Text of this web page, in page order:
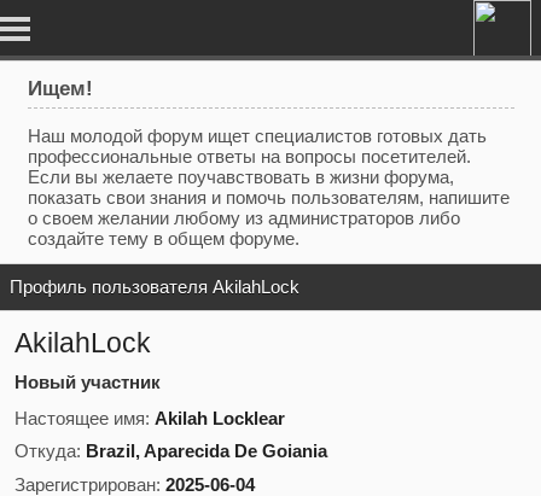
Ищем!
Наш молодой форум ищет специалистов готовых дать
профессиональные ответы на вопросы посетителей.
Если вы желаете поучавствовать в жизни форума,
показать свои знания и помочь пользователям, напишите
о своем желании любому из администраторов либо
создайте тему в общем форуме.
Профиль пользователя AkilahLock
AkilahLock
Новый участник
Настоящее имя: Akilah Locklear
Откуда: Brazil, Aparecida De Goiania
Зарегистрирован: 2025-06-04